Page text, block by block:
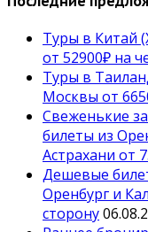
Туры в Китай
от 52900₽ на
Туры в
Москвы от
Свеженькие
билеты из
Астрахани от
Дешевые
Оренбург и
сторону